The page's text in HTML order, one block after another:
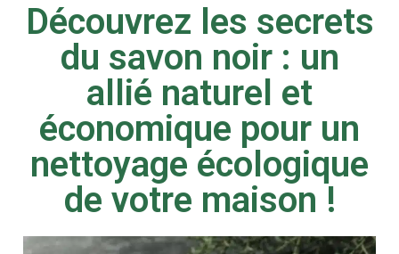
Découvrez les secrets
du savon noir : un
allié naturel et
économique pour un
nettoyage écologique
de votre maison !